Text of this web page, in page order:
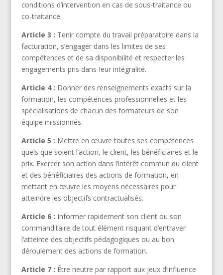
conditions d’intervention en cas de sous-traitance ou
co-traitance.
Article 3 : Tenir compte du travail préparatoire dans la
facturation, s’engager dans les limites de ses
compétences et de sa disponibilité et respecter les
engagements pris dans Ieur intégralité.
Article 4 : Donner des renseignements exacts sur la
formation, les compétences professionnelles et les
spécialisations de chacun des formateurs de son
équipe missionnés.
Article 5 : Mettre en œuvre toutes ses compétences
quels que soient l’action, le client, les bénéficiaires et le
prix. Exercer son action dans l’intérêt commun du client
et des bénéficiaires des actions de formation, en
mettant en œuvre les moyens nécessaires pour
atteindre les objectifs contractualisés.
Article 6 : Informer rapidement son client ou son
commanditaire de tout élément risquant d’entraver
l’atteinte des objectifs pédagogiques ou au bon
déroulement des actions de formation.
Article 7 : Être neutre par rapport aux jeux d’influence